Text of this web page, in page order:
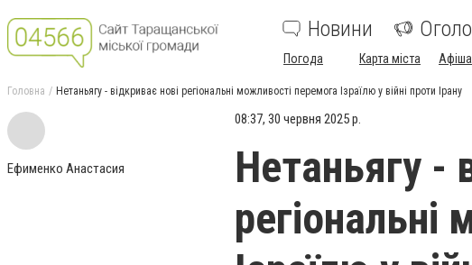
Новини
Погода Карта міста Афіша
Головна Нетаньягу - відкриває нові регіональні можливості перемога Ізраїлю у війні проти Ірану
Ефименко Анастасия
08:37, 30 червня 2025 р.
Нетаньягу -